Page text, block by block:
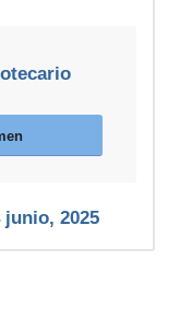
junio, 2025